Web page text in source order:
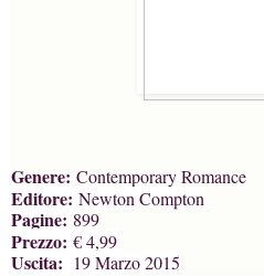
Genere: Contemporary Romance
Editore: Newton Compton
Pagine: 899
Prezzo: € 4,99
Uscita: 19 Marzo 2015